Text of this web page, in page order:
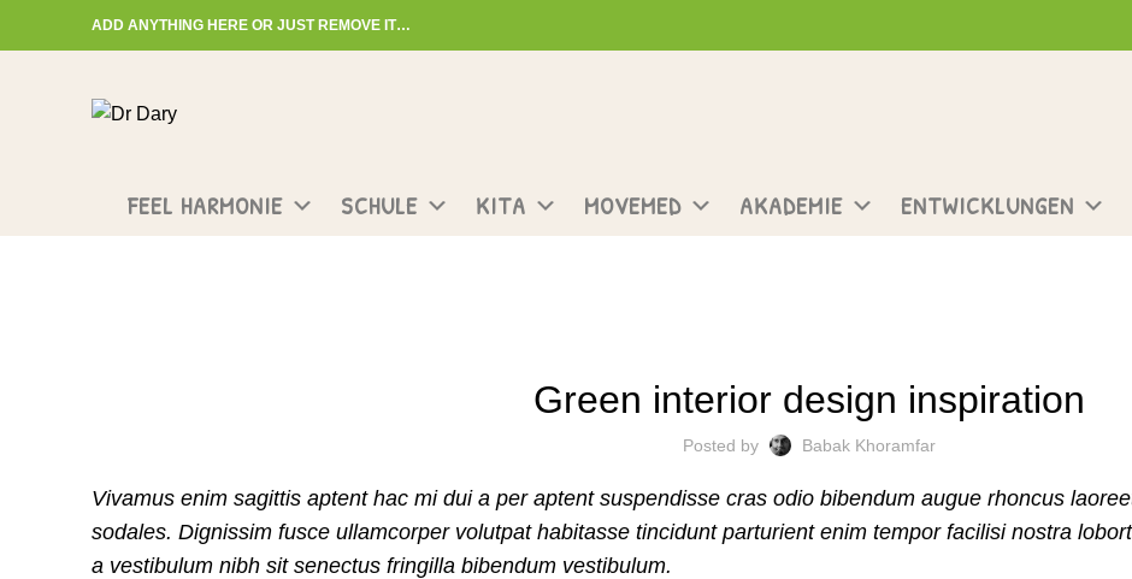
ADD ANYTHING HERE OR JUST REMOVE IT…
FEEL HARMONIE SCHULE KITA MOVEMED AKADEMIE ENTWICKLUNGEN
Green interior design inspiration
Posted by Babak Khoramfar
Vivamus enim sagittis aptent hac mi dui a per aptent suspendisse cras odio bibendum augue rhoncus
sodales. Dignissim fusce ullamcorper volutpat habitasse tincidunt parturient enim tempor facilisi nostra
a vestibulum nibh sit senectus fringilla bibendum vestibulum.
Start typing to see posts you are looking for.